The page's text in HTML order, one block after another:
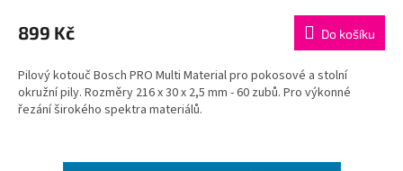
899 Kč Do košíku
Pilový kotouč Bosch PRO Multi Material pro pokosové a stolní
okružní pily. Rozměry 216 x 30 x 2,5 mm - 60 zubů. Pro výkonné
řezání širokého spektra materiálů.